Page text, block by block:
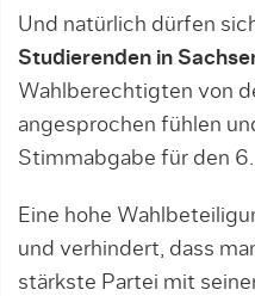
Und natürlich dürfen
Studierenden in
Wahlberechtigten von
angesprochen fühlen
Stimmabgabe für den
Eine hohe
und verhindert, dass
stärkste Partei mit